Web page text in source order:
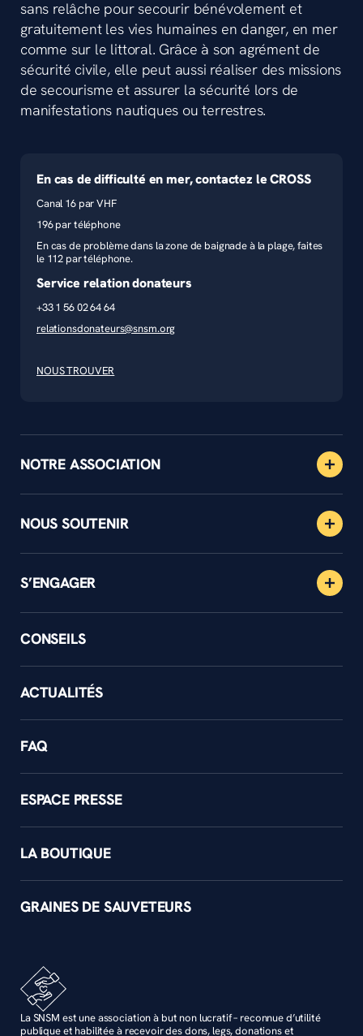
sans relâche pour secourir bénévolement et
gratuitement les vies humaines en danger, en mer
comme sur le littoral. Grâce à son agrément de
sécurité civile, elle peut aussi réaliser des missions
de secourisme et assurer la sécurité lors de
manifestations nautiques ou terrestres.
En cas de difficulté en mer, contactez le CROSS
Canal 16 par VHF
196 par téléphone
En cas de problème dans la zone de baignade à la plage, faites
le 112 par téléphone.
Service relation donateurs
+33 1 56 02 64 64
relationsdonateurs@snsm.org
NOUS TROUVER
NOTRE ASSOCIATION
NOUS SOUTENIR
S’ENGAGER
CONSEILS
ACTUALITÉS
FAQ
ESPACE PRESSE
LA BOUTIQUE
GRAINES DE SAUVETEURS
La SNSM est une association à but non lucratif – reconnue d’utilité
publique et habilitée à recevoir des dons, legs, donations et